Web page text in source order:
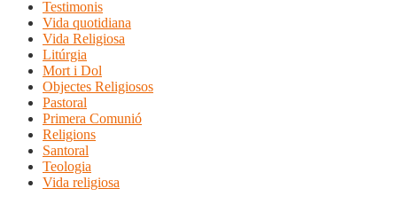
Testimonis
Vida quotidiana
Vida Religiosa
Litúrgia
Mort i Dol
Objectes Religiosos
Pastoral
Primera Comunió
Religions
Santoral
Teologia
Vida religiosa